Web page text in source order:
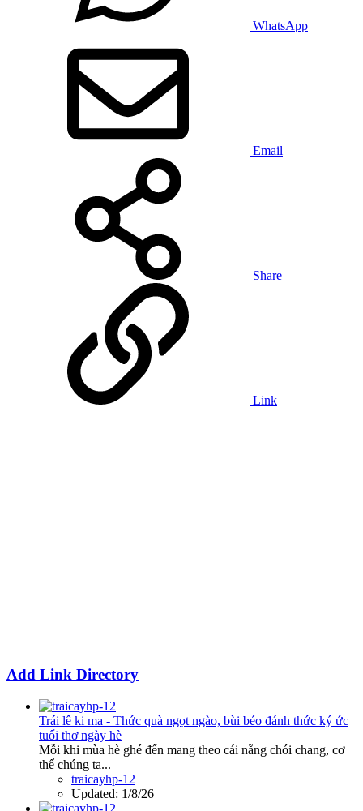
WhatsApp
Email
Share
Link
Add Link Directory
Trái lê ki ma - Thức quà ngọt ngào, bùi béo đánh thức ký ức
tuổi thơ ngày hè
Mỗi khi mùa hè ghé đến mang theo cái nắng chói chang, cơ
thể chúng ta...
traicayhp-12
Updated: 1/8/26